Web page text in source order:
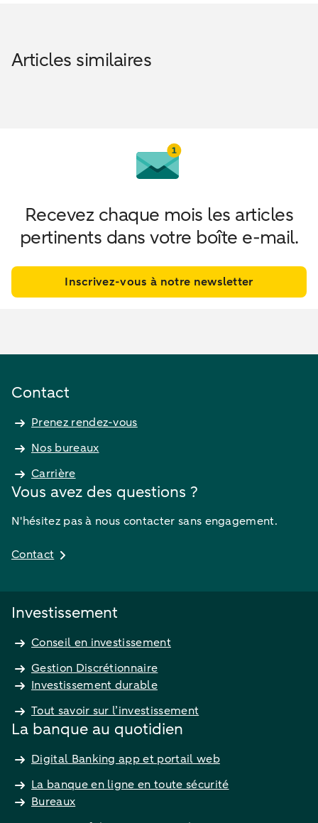
Articles similaires
Recevez chaque mois les articles
pertinents dans votre boîte e-mail.
Inscrivez-vous à notre newsletter
Contact
Prenez rendez-vous
Nos bureaux
Carrière
Vous avez des questions ?
N'hésitez pas à nous contacter sans engagement.
Contact
Investissement
Conseil en investissement
Gestion Discrétionnaire
Investissement durable
Tout savoir sur l’investissement
La banque au quotidien
Digital Banking app et portail web
La banque en ligne en toute sécurité
Bureaux